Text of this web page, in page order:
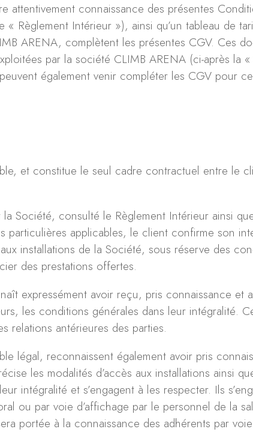
attentivement connaissance des présentes
Règlement Intérieur »), ainsi qu’un tableau de
ARENA, complètent les présentes CGV. Ces
par la société CLIMB ARENA (ci-après la
également venir compléter les CGV pour
et constitue le seul cadre contractuel entre le
Société, consulté le Règlement Intérieur ainsi
particulières applicables, le client confirme son
installations de la Société, sous réserve des
des prestations offertes.
expressément avoir reçu, pris connaissance
les conditions générales dans leur intégralité.
relations antérieures des parties.
légal, reconnaissent également avoir pris
les modalités d’accès aux installations ainsi
intégralité et s’engagent à les respecter. Ils
ou par voie d’affichage par le personnel de la
portée à la connaissance des adhérents par voie